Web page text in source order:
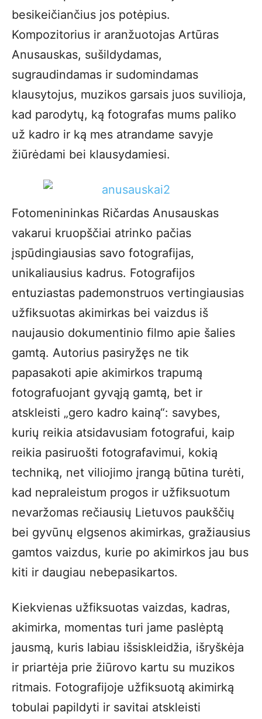
besikeičiančius jos potėpius.
Kompozitorius ir aranžuotojas Artūras
Anusauskas, sušildydamas,
sugraudindamas ir sudomindamas
klausytojus, muzikos garsais juos suvilioja,
kad parodytų, ką fotografas mums paliko
už kadro ir ką mes atrandame savyje
žiūrėdami bei klausydamiesi.
Fotomenininkas Ričardas Anusauskas
vakarui kruopščiai atrinko pačias
įspūdingiausias savo fotografijas,
unikaliausius kadrus. Fotografijos
entuziastas pademonstruos vertingiausias
užfiksuotas akimirkas bei vaizdus iš
naujausio dokumentinio filmo apie šalies
gamtą. Autorius pasiryžęs ne tik
papasakoti apie akimirkos trapumą
fotografuojant gyvąją gamtą, bet ir
atskleisti „gero kadro kainą“: savybes,
kurių reikia atsidavusiam fotografui, kaip
reikia pasiruošti fotografavimui, kokią
techniką, net viliojimo įrangą būtina turėti,
kad nepraleistum progos ir užfiksuotum
nevaržomas rečiausių Lietuvos paukščių
bei gyvūnų elgsenos akimirkas, gražiausius
gamtos vaizdus, kurie po akimirkos jau bus
kiti ir daugiau nebepasikartos.
Kiekvienas užfiksuotas vaizdas, kadras,
akimirka, momentas turi jame paslėptą
jausmą, kuris labiau išsiskleidžia, išryškėja
ir priartėja prie žiūrovo kartu su muzikos
ritmais. Fotografijoje užfiksuotą akimirką
tobulai papildyti ir savitai atskleisti